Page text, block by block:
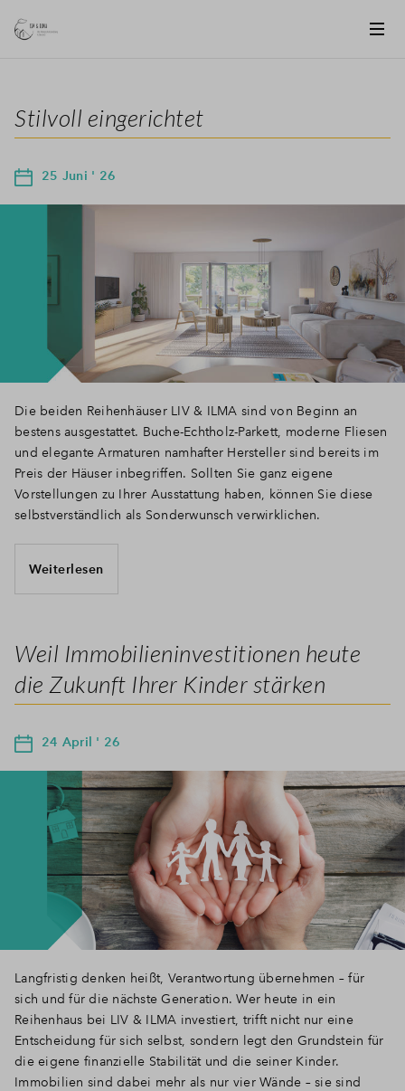
Stilvoll eingerichtet
25 Juni ' 26
Die beiden Reihenhäuser LIV & ILMA sind von Beginn an
bestens ausgestattet. Buche-Echtholz-Parkett, moderne Fliesen
und elegante Armaturen namhafter Hersteller sind bereits im
Preis der Häuser inbegriffen. Sollten Sie ganz eigene
Vorstellungen zu Ihrer Ausstattung haben, können Sie diese
selbstverständlich als Sonderwunsch verwirklichen.
Weiterlesen
Weil Immobilieninvestitionen heute
die Zukunft Ihrer Kinder stärken
24 April ' 26
Langfristig denken heißt, Verantwortung übernehmen – für
sich und für die nächste Generation. Wer heute in ein
Reihenhaus bei LIV & ILMA investiert, trifft nicht nur eine
Entscheidung für sich selbst, sondern legt den Grundstein für
die eigene finanzielle Stabilität und die seiner Kinder.
Immobilien sind dabei mehr als nur vier Wände – sie sind